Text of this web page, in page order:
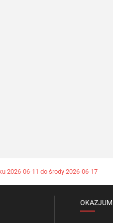
2026-06-11 do środy 2026-06-17